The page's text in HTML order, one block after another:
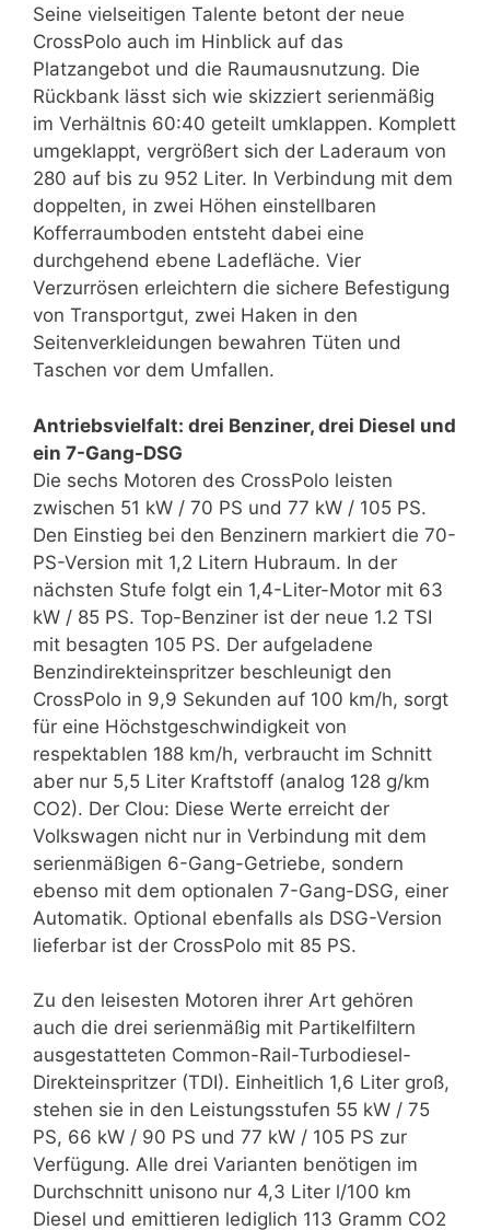
Seine vielseitigen Talente betont der neue
CrossPolo auch im Hinblick auf das
Platzangebot und die Raumausnutzung. Die
Rückbank lässt sich wie skizziert serienmäßig
im Verhältnis 60:40 geteilt umklappen. Komplett
umgeklappt, vergrößert sich der Laderaum von
280 auf bis zu 952 Liter. In Verbindung mit dem
doppelten, in zwei Höhen einstellbaren
Kofferraumboden entsteht dabei eine
durchgehend ebene Ladefläche. Vier
Verzurrösen erleichtern die sichere Befestigung
von Transportgut, zwei Haken in den
Seitenverkleidungen bewahren Tüten und
Taschen vor dem Umfallen.
Antriebsvielfalt: drei Benziner, drei Diesel und
ein 7-Gang-DSG
Die sechs Motoren des CrossPolo leisten
zwischen 51 kW / 70 PS und 77 kW / 105 PS.
Den Einstieg bei den Benzinern markiert die 70-
PS-Version mit 1,2 Litern Hubraum. In der
nächsten Stufe folgt ein 1,4-Liter-Motor mit 63
kW / 85 PS. Top-Benziner ist der neue 1.2 TSI
mit besagten 105 PS. Der aufgeladene
Benzindirekteinspritzer beschleunigt den
CrossPolo in 9,9 Sekunden auf 100 km/h, sorgt
für eine Höchstgeschwindigkeit von
respektablen 188 km/h, verbraucht im Schnitt
aber nur 5,5 Liter Kraftstoff (analog 128 g/km
CO2). Der Clou: Diese Werte erreicht der
Volkswagen nicht nur in Verbindung mit dem
serienmäßigen 6-Gang-Getriebe, sondern
ebenso mit dem optionalen 7-Gang-DSG, einer
Automatik. Optional ebenfalls als DSG-Version
lieferbar ist der CrossPolo mit 85 PS.
Zu den leisesten Motoren ihrer Art gehören
auch die drei serienmäßig mit Partikelfiltern
ausgestatteten Common-Rail-Turbodiesel-
Direkteinspritzer (TDI). Einheitlich 1,6 Liter groß,
stehen sie in den Leistungsstufen 55 kW / 75
PS, 66 kW / 90 PS und 77 kW / 105 PS zur
Verfügung. Alle drei Varianten benötigen im
Durchschnitt unisono nur 4,3 Liter l/100 km
Diesel und emittieren lediglich 113 Gramm CO2